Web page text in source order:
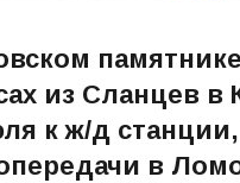
из Сланцев в
к ж/д станции,
в